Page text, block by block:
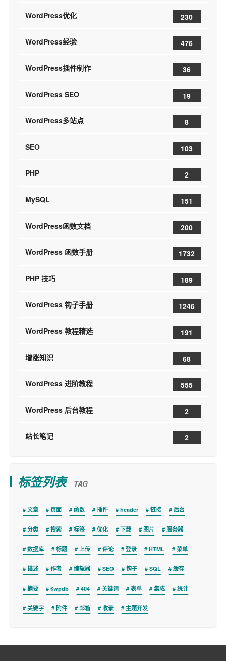
WordPress优化 230
WordPress经验 476
WordPress插件制作 36
WordPress SEO 19
WordPress多站点 8
SEO 103
PHP 2
MySQL 151
WordPress函数文档 200
WordPress 函数手册 1732
PHP 技巧 189
WordPress 钩子手册 1246
WordPress 教程精选 191
增涨知识 68
WordPress 进阶教程 555
WordPress 后台教程 2
站长笔记 2
标签列表 TAG
文章 页面 函数 插件 header 链接 后台
分类 搜索 标签 优化 下载 图片 服务器
数据库 标题 上传 评论 登录 HTML 菜单
描述 作者 编辑器 SEO 钩子 SQL 缓存
摘要 $wpdb 404 关键词 表单 集成 统计
关键字 附件 邮箱 收录 主题开发